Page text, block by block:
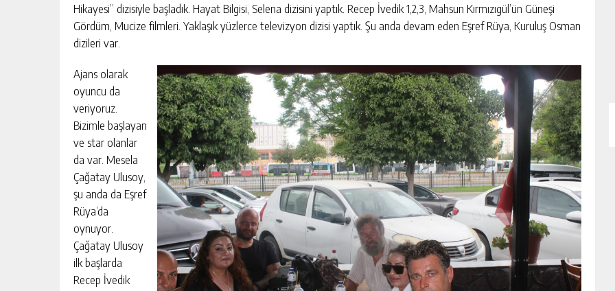
Hikayesi” dizisiyle başladık. Hayat Bilgisi, Selena dizisini yaptık. Recep İvedik 1,2,3, Mahsun Kırmızıgül’ün Güneşi
Gördüm, Mucize filmleri. Yaklaşık yüzlerce televizyon dizisi yaptık. Şu anda devam eden Eşref Rüya, Kuruluş Osman
dizileri var.
Ajans olarak
oyuncu da
veriyoruz.
Bizimle başlayan
ve star olanlar
da var. Mesela
Çağatay Ulusoy,
şu anda da Eşref
Rüya’da
oynuyor.
Çağatay Ulusoy
ilk başlarda
Recep İvedik